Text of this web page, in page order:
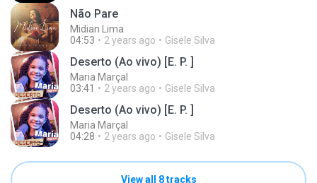
Não Pare
Midian Lima
04:53
2 years ago Gisele Silva
Deserto (Ao vivo) [E. P. ]
Maria Marçal
03:41
2 years ago Gisele Silva
Deserto (Ao vivo) [E. P. ]
Maria Marçal
04:28
2 years ago Gisele Silva
View all 8 tracks